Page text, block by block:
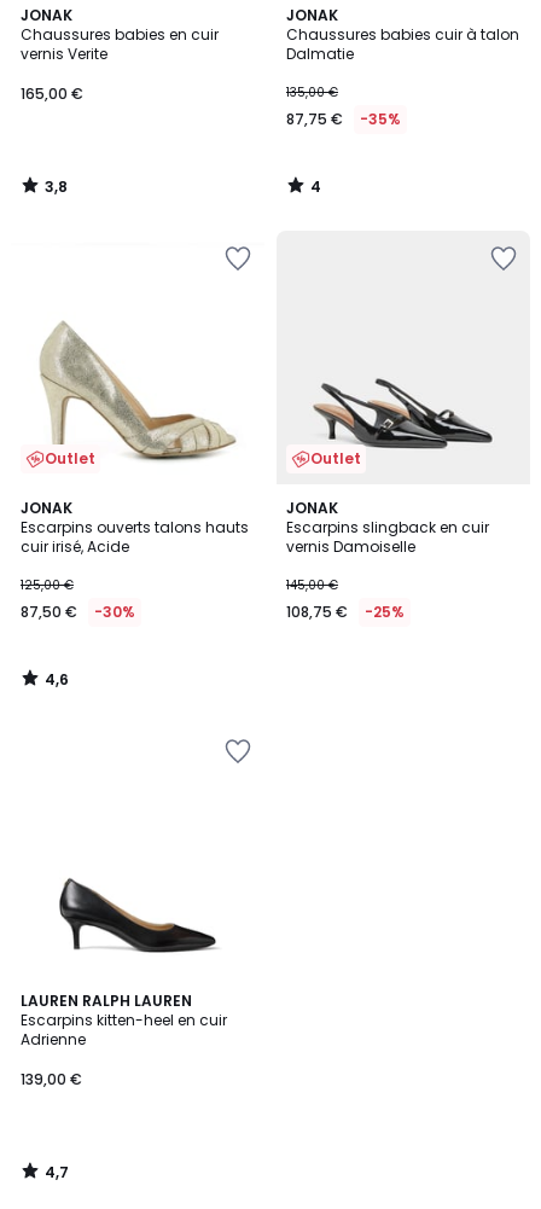
JONAK
Chaussures babies en cuir
vernis Verite
165,00 €
3,8
/ 5
3,8
/
JONAK
Chaussures babies cuir à talon
Dalmatie
135,00 €
87,75 € -35%
4
/
5
4
/
Outlet
JONAK
Escarpins ouverts talons hauts
cuir irisé, Acide
125,00 €
87,50 € -30%
4,6
/ 5
4,6
/
Outlet
JONAK
Escarpins slingback en cuir
vernis Damoiselle
145,00 €
108,75 € -25%
LAUREN RALPH LAUREN
Escarpins kitten-heel en cuir
Adrienne
139,00 €
4,7
/ 5
4,7
/